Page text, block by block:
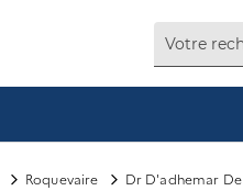
Roquevaire Dr D'adhemar